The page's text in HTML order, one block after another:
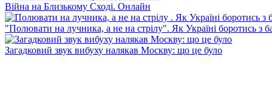
Війна на Близькому Сході. Онлайн
"Полювати на лучника, а не на стрілу". Як Україні боротись з
Загадковий звук вибуху налякав Москву: що це було